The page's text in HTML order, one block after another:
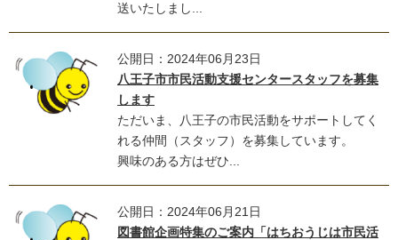
送いたしまし...
公開日：2024年06月23日
八王子市市民活動支援センタースタッフを募集
します
ただいま、八王子の市民活動をサポートしてく
れる仲間（スタッフ）を募集しています。
興味のある方はぜひ...
公開日：2024年06月21日
図書館企画特集のご案内「はちおうじは市民活